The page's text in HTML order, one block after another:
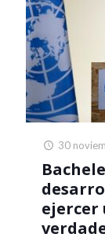
30
ejercer